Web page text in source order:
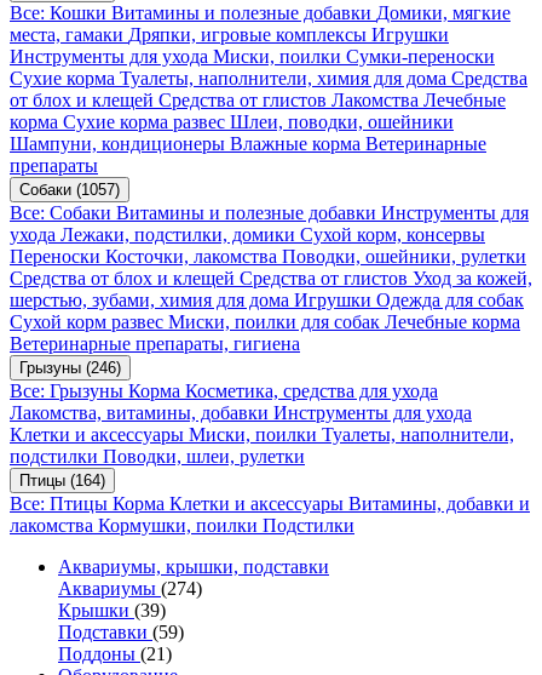
Все: Кошки Витамины и полезные добавки Домики, мягкие
места, гамаки Дряпки, игровые комплексы Игрушки
Инструменты для ухода Миски, поилки Сумки-переноски
Сухие корма Туалеты, наполнители, химия для дома Средства
от блох и клещей Средства от глистов Лакомства Лечебные
корма Сухие корма развес Шлеи, поводки, ошейники
Шампуни, кондиционеры Влажные корма Ветеринарные
препараты
Собаки (1057)
Все: Собаки Витамины и полезные добавки Инструменты для
ухода Лежаки, подстилки, домики Сухой корм, консервы
Переноски Косточки, лакомства Поводки, ошейники, рулетки
Средства от блох и клещей Средства от глистов Уход за кожей,
шерстью, зубами, химия для дома Игрушки Одежда для собак
Сухой корм развес Миски, поилки для собак Лечебные корма
Ветеринарные препараты, гигиена
Грызуны (246)
Все: Грызуны Корма Косметика, средства для ухода
Лакомства, витамины, добавки Инструменты для ухода
Клетки и аксессуары Миски, поилки Туалеты, наполнители,
подстилки Поводки, шлеи, рулетки
Птицы (164)
Все: Птицы Корма Клетки и аксессуары Витамины, добавки и
лакомства Кормушки, поилки Подстилки
Аквариумы, крышки, подставки
Аквариумы (274)
Крышки (39)
Подставки (59)
Поддоны (21)